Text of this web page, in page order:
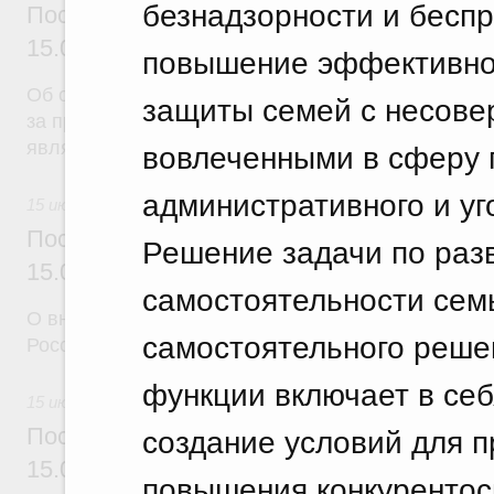
безнадзорности и
повышение
защиты семей с
вовлеченными в сферу
административного и
Решение задачи по
самостоятельности
самостоятельного
функции включает в
создание условий для
Постановление Правительства
15.07.2026 г. № 892
Об отмене тарифной квоты на вывоз
за пределы территории Российской Федерации в
являющиеся членами Евразийского
Постановление Правительства
15.07.2026 г. № 894
Российской Федерации
Постановление Правительства
15.07.2026 г. № 895